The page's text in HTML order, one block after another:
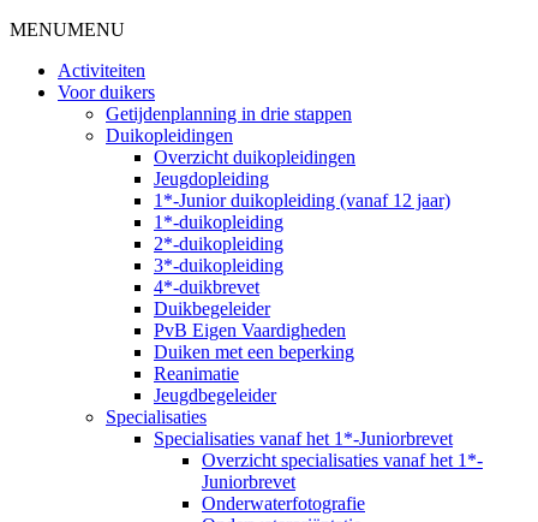
MENUMENU
Activiteiten
Voor duikers
Getijdenplanning in drie stappen
Duikopleidingen
Overzicht duikopleidingen
Jeugdopleiding
1*-Junior duikopleiding (vanaf 12 jaar)
1*-duikopleiding
2*-duikopleiding
3*-duikopleiding
4*-duikbrevet
Duikbegeleider
PvB Eigen Vaardigheden
Duiken met een beperking
Reanimatie
Jeugdbegeleider
Specialisaties
Specialisaties vanaf het 1*-Juniorbrevet
Overzicht specialisaties vanaf het 1*-
Juniorbrevet
Onderwaterfotografie